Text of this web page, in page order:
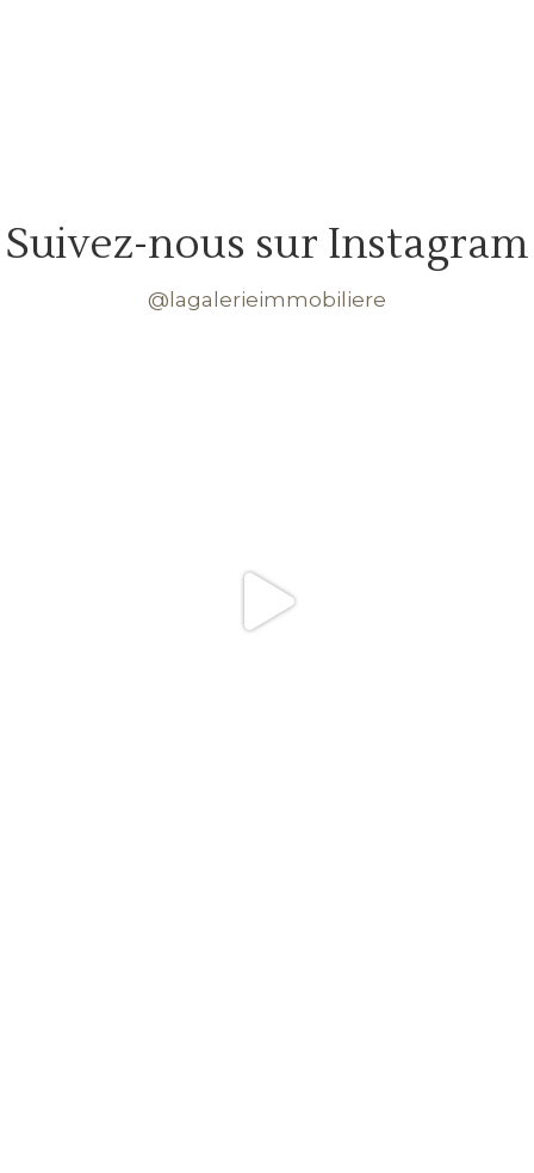
Suivez-nous sur Instagram
@lagalerieimmobiliere